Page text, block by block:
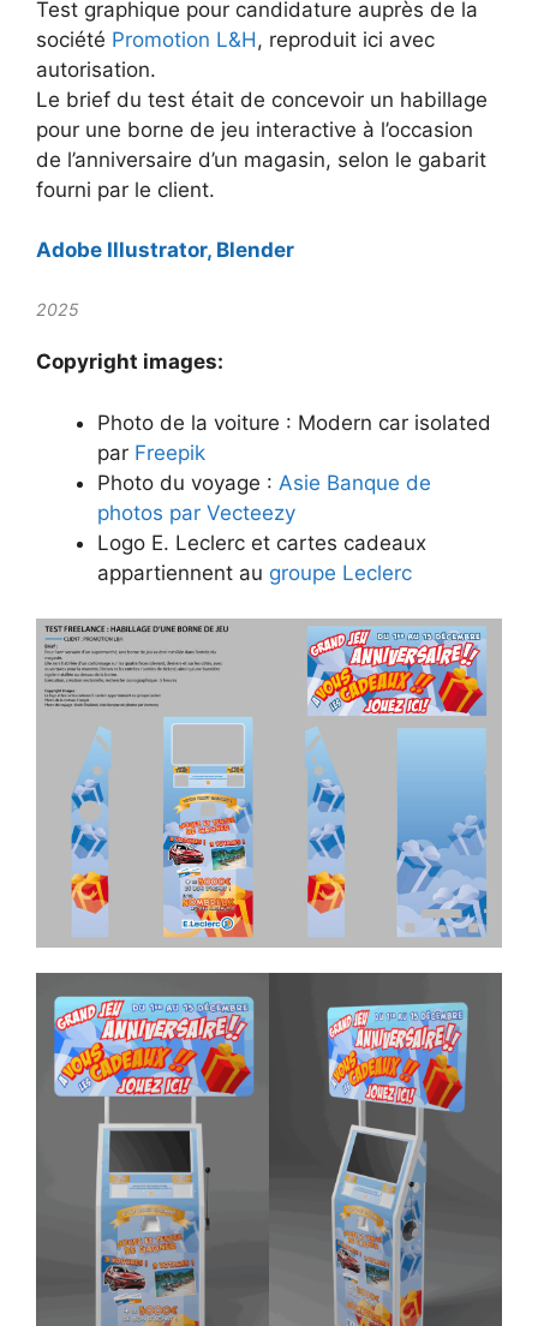
Test graphique pour candidature auprès de la
société Promotion L&H, reproduit ici avec
autorisation.
Le brief du test était de concevoir un habillage
pour une borne de jeu interactive à l’occasion
de l’anniversaire d’un magasin, selon le gabarit
fourni par le client.
Adobe Illustrator, Blender
2025
Copyright images:
Photo de la voiture : Modern car isolated
par Freepik
Photo du voyage : Asie Banque de
photos par Vecteezy
Logo E. Leclerc et cartes cadeaux
appartiennent au groupe Leclerc